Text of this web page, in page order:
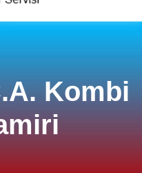
Kombi